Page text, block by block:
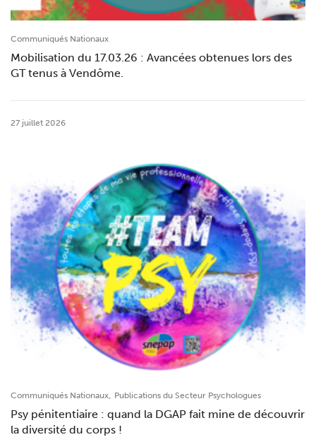
Communiqués Nationaux
Mobilisation du 17.03.26 : Avancées obtenues lors des
GT tenus à Vendôme.
27 juillet 2026
Communiqués Nationaux, Publications du Secteur Psychologues
Psy pénitentiaire : quand la DGAP fait mine de découvrir
la diversité du corps !